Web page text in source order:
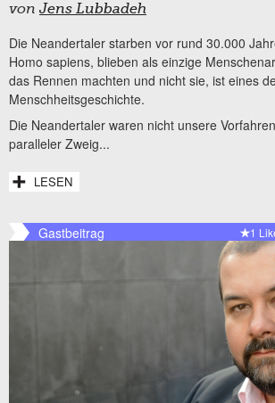
von Jens Lubbadeh
Die Neandertaler starben vor rund 30.000
Homo sapiens, blieben als einzige
das Rennen machten und nicht sie, ist eines
Menschheitsgeschichte.
Die Neandertaler waren nicht unsere
paralleler Zweig...
LESEN
Gastbeitrag 1